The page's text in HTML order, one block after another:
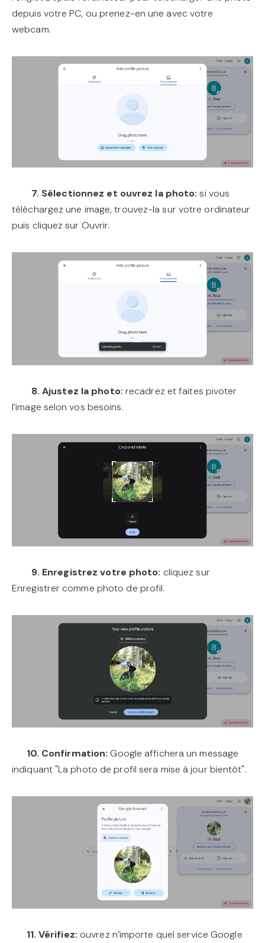
depuis votre PC, ou prenez-en une avec votre
webcam.
7. Sélectionnez et ouvrez la photo:si vous
téléchargez une image, trouvez-la sur votre ordinateur
puis cliquez sur Ouvrir.
8. Ajustez la photo: recadrez et faites pivoter
l’image selon vos besoins.
9. Enregistrez votre photo: cliquez sur
Enregistrer comme photo de profil.
10. Confirmation:Google affichera un message
indiquant "La photo de profil sera mise à jour bientôt".
11. Vérifiez: ouvrez n’importe quel service Google